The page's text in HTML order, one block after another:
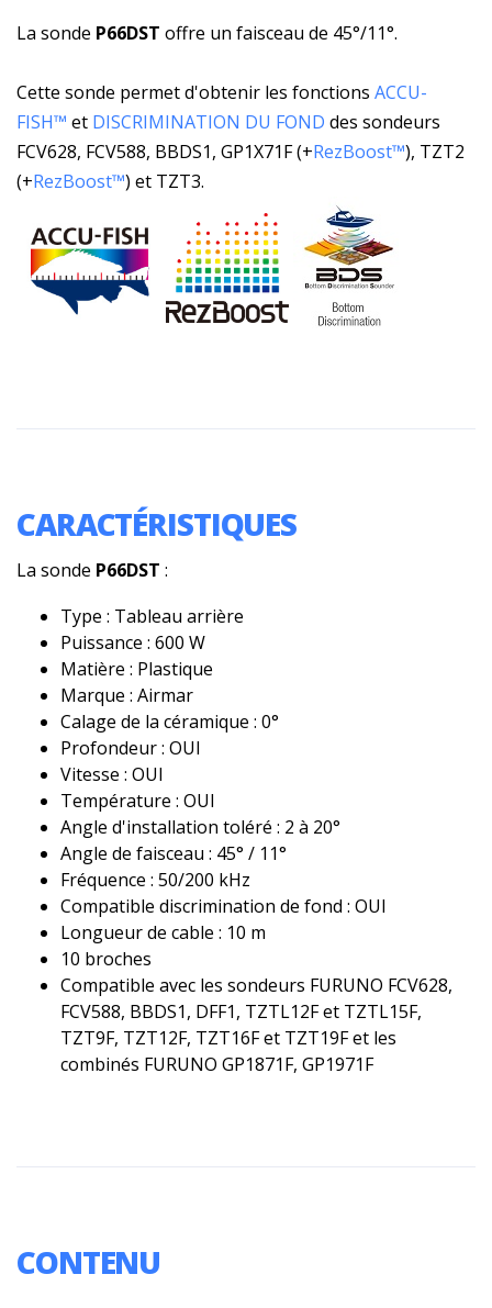
La sonde P66DST offre un faisceau de 45°/11°.
Cette sonde permet d'obtenir les fonctions ACCU-
FISH™ et DISCRIMINATION DU FOND des sondeurs
FCV628, FCV588, BBDS1, GP1X71F (+RezBoost™), TZT2
(+RezBoost™) et TZT3.
CARACTÉRISTIQUES
La sonde P66DST :
Type : Tableau arrière
Puissance : 600 W
Matière : Plastique
Marque : Airmar
Calage de la céramique : 0°
Profondeur : OUI
Vitesse : OUI
Température : OUI
Angle d'installation toléré : 2 à 20°
Angle de faisceau : 45° / 11°
Fréquence : 50/200 kHz
Compatible discrimination de fond : OUI
Longueur de cable : 10 m
10 broches
Compatible avec les sondeurs FURUNO FCV628,
FCV588, BBDS1, DFF1, TZTL12F et TZTL15F,
TZT9F, TZT12F, TZT16F et TZT19F et les
combinés FURUNO GP1871F, GP1971F
CONTENU